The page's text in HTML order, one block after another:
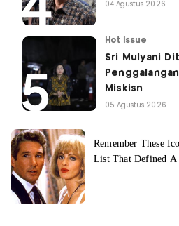
04 Agustus 2026
Hot Issue
Sri Mulyani
Miskisn
05 Agustus 2026